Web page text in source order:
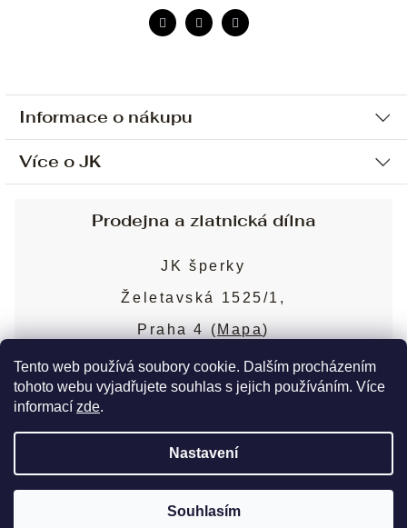
Tento web používá soubory cookie. Dalším procházením
tohoto webu vyjadřujete souhlas s jejich používáním. Více
informací zde.
Nastavení
Souhlasím
Informace o nákupu
Ochrana osobních údajů
Sjednání osobní schůzky
Obchodní podmínky
Puncovní značky
Více o JK
Blog
Nejčastější dotazy
Prodejna a zlatnická dílna
JK šperky
Želetavská 1525/1,
Praha 4 ( Mapa)
Více o prodejně
Copyright 2026JK šperky. Všechna práva
Upravit nastavení cookies
Vytvořil Shoptet Premium